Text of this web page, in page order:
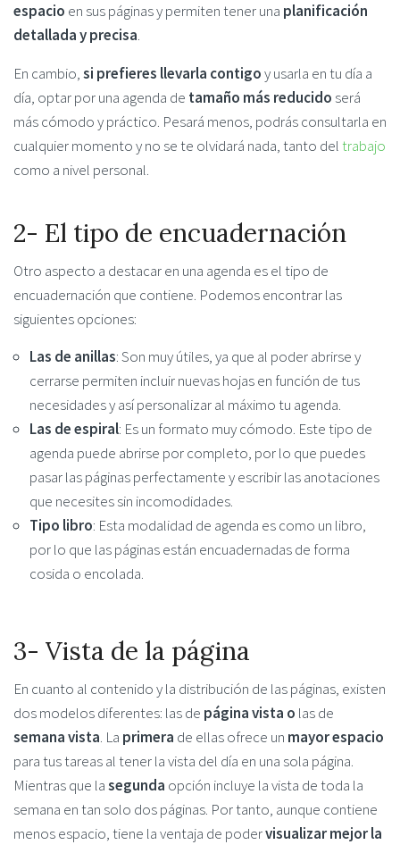
espacio en sus páginas y permiten tener una planificación
detallada y precisa.
En cambio,si prefieres llevarla contigoy usarla en tu día a
día, optar por una agenda de tamaño más reducido será
más cómodo y práctico. Pesará menos, podrás consultarla en
cualquier momento y no se te olvidará nada, tanto deltrabajo
como a nivel personal.
2- El tipo de encuadernación
Otro aspecto a destacar en una agenda es el tipo de
encuadernación que contiene. Podemos encontrar las
siguientes opciones:
Las de anillas: Son muy útiles, ya que al poder abrirse y
cerrarse permiten incluir nuevas hojas en función de tus
necesidades y así personalizar al máximo tu agenda.
Las de espiral: Es un formato muy cómodo. Este tipo de
agenda puede abrirse por completo, por lo que puedes
pasar las páginas perfectamente y escribir las anotaciones
que necesites sin incomodidades.
Tipo libro: Esta modalidad de agenda es como un libro,
por lo que las páginas están encuadernadas de forma
cosida o encolada.
3- Vista de la página
En cuanto al contenido y la distribución de las páginas, existen
dos modelos diferentes: las de página vista o las de
semana vista. La primera de ellas ofrece un mayor espacio
para tus tareas al tener la vista del día en una sola página.
Mientras que lasegunda opción incluye la vista de toda la
semana en tan solo dos páginas. Por tanto, aunque contiene
menos espacio, tiene la ventaja de podervisualizar mejor la